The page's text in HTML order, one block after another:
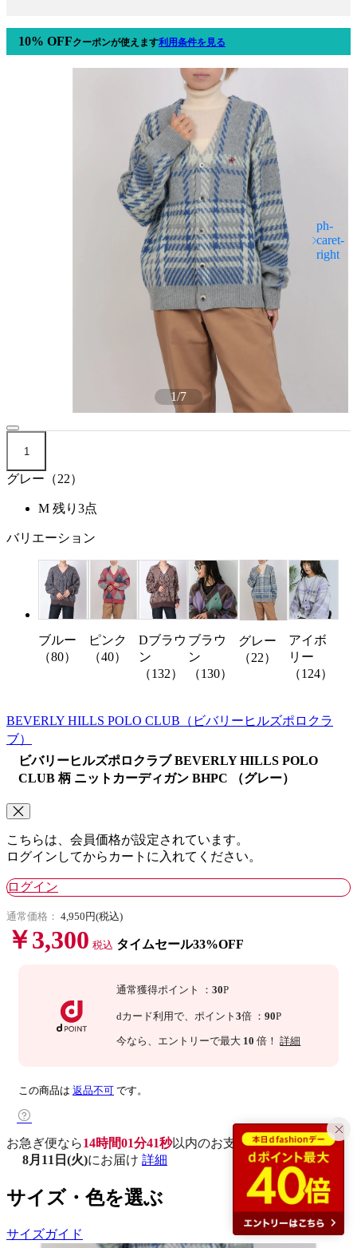
10% OFFクーポンが使えます利用条件を見る
1/7
1
グレー（22）
M 残り3点
バリエーション
ブルー
（80）
ピンク
（40）
Dブラウ
ン
（132）
ブラウ
ン
（130）
グレー
（22）
アイボ
リー
（124）
BEVERLY HILLS POLO CLUB （ビバリーヒルズポロクラ
ブ）
ビバリーヒルズポロクラブ BEVERLY HILLS POLO
CLUB 柄 ニットカーディガン BHPC （グレー）
こちらは、会員価格が設定されています。
ログインしてからカートに入れてください。
ログイン
通常価格： 4,950円(税込)
￥3,300 税込 タイムセール33%OFF
通常獲得ポイント ：30P
dカード利用で、ポイント3倍 ：90P
今なら 、エントリーで最大 10 倍！詳細
この商品は 返品不可 です。
お急ぎ便なら14時間01分40秒以内のお支払いで
8月11日(火)にお届け 詳細
サイズ・色を選ぶ
サイズガイド